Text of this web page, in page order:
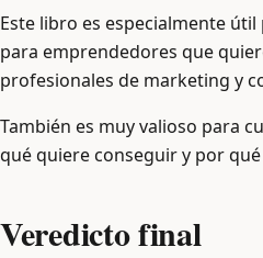
Este libro es especialmente
para emprendedores que
profesionales de marketing y
También es muy valioso para
qué quiere conseguir y por
Veredicto final